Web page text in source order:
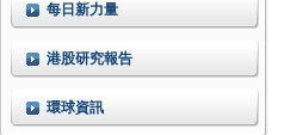
每日新力量
港股研究報告
環球資訊